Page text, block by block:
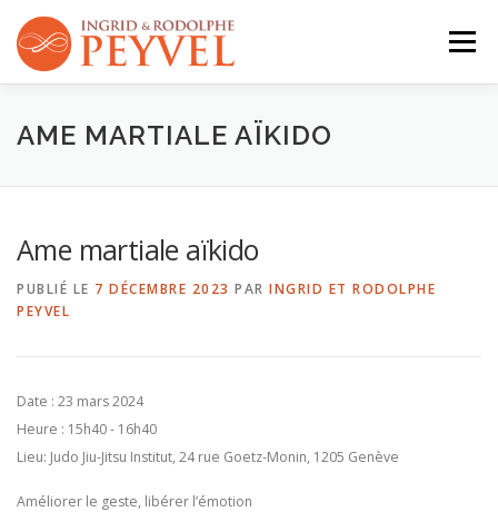
contenu
Menu
QUI SOMMES-NOUS ? ACTIVITÉS
AME MARTIALE AÏKIDO
Ame martiale aïkido
PUBLIÉ LE 7 DÉCEMBRE 2023 PAR INGRID ET RODOLPHE
PEYVEL
Date : 23 mars 2024
Heure : 15h40 - 16h40
Lieu: Judo Jiu-Jitsu Institut, 24 rue Goetz-Monin, 1205 Genève
Améliorer le geste, libérer l’émotion